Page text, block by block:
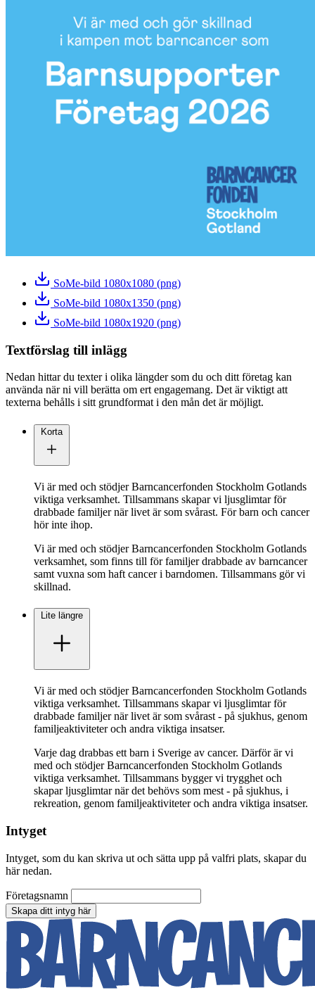
SoMe-bild 1080x1080 (png)
SoMe-bild 1080x1350 (png)
SoMe-bild 1080x1920 (png)
Textförslag till inlägg
Nedan hittar du texter i olika längder som du och ditt företag kan
använda när ni vill berätta om ert engagemang. Det är viktigt att
texterna behålls i sitt grundformat i den mån det är möjligt.
Korta
Vi är med och stödjer Barncancerfonden Stockholm Gotlands
viktiga verksamhet. Tillsammans skapar vi ljusglimtar för
drabbade familjer när livet är som svårast. För barn och cancer
hör inte ihop.
Vi är med och stödjer Barncancerfonden Stockholm Gotlands
verksamhet, som finns till för familjer drabbade av barncancer
samt vuxna som haft cancer i barndomen. Tillsammans gör vi
skillnad.
Lite längre
Vi är med och stödjer Barncancerfonden Stockholm Gotlands
viktiga verksamhet. Tillsammans skapar vi ljusglimtar för
drabbade familjer när livet är som svårast - på sjukhus, genom
familjeaktiviteter och andra viktiga insatser.
Varje dag drabbas ett barn i Sverige av cancer. Därför är vi
med och stödjer Barncancerfonden Stockholm Gotlands
viktiga verksamhet. Tillsammans bygger vi trygghet och
skapar ljusglimtar när det behövs som mest - på sjukhus, i
rekreation, genom familjeaktiviteter och andra viktiga insatser.
Intyget
Intyget, som du kan skriva ut och sätta upp på valfri plats, skapar du
här nedan.
Företagsnamn
Skapa ditt intyg här